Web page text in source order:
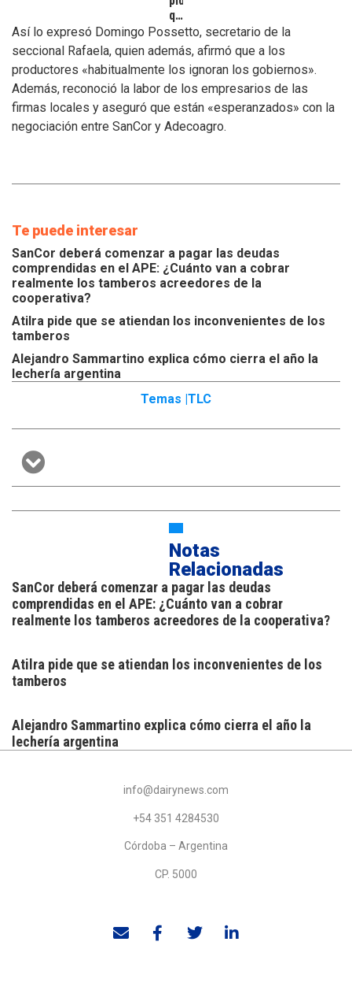
que
se
atiendan
inconvenientes
de
los
tamberos
Así lo expresó Domingo Possetto, secretario de la
seccional Rafaela, quien además, afirmó que a los
productores «habitualmente los ignoran los gobiernos».
Además, reconoció la labor de los empresarios de las
firmas locales y aseguró que están «esperanzados» con la
negociación entre SanCor y Adecoagro.
Te puede interesar
SanCor deberá comenzar a pagar las deudas
comprendidas en el APE: ¿Cuánto van a cobrar
realmente los tamberos acreedores de la
cooperativa?
Atilra pide que se atiendan los inconvenientes de los
tamberos
Alejandro Sammartino explica cómo cierra el año la
lechería argentina
Temas | TLC
Notas
Relacionadas
SanCor deberá comenzar a pagar las deudas
comprendidas en el APE: ¿Cuánto van a cobrar
realmente los tamberos acreedores de la cooperativa?
Atilra pide que se atiendan los inconvenientes de los
tamberos
Alejandro Sammartino explica cómo cierra el año la
lechería argentina
info@dairynews.com
+54 351 4284530
Córdoba – Argentina
CP. 5000